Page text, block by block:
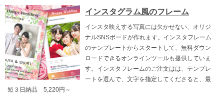
インスタグラム風のフレーム
インスタ映えする写真には欠かせない、オリジ
ナルSNSボードが作れます。インスタフレーム
のテンプレートからスタートして、無料ダウン
ロードできるオンラインツールも提供していま
す。インスタフレームのご注文はは、テンプレ
ートを選んで、文字を指定してくださると、最
短３日納品 5,220円～